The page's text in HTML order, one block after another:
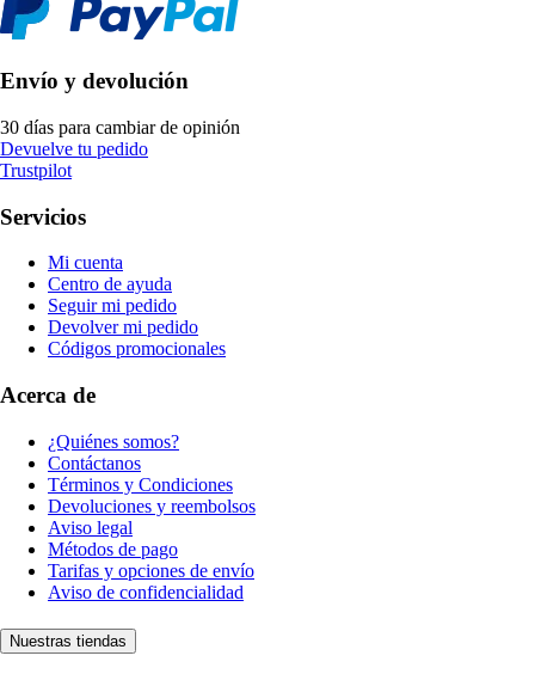
Envío y devolución
30 días para cambiar de opinión
Devuelve tu pedido
Trustpilot
Servicios
Mi cuenta
Centro de ayuda
Seguir mi pedido
Devolver mi pedido
Códigos promocionales
Acerca de
¿Quiénes somos?
Contáctanos
Términos y Condiciones
Devoluciones y reembolsos
Aviso legal
Métodos de pago
Tarifas y opciones de envío
Aviso de confidencialidad
Nuestras tiendas